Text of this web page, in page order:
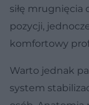
siłę mrugnięcia
pozycji,
komfortowy
Warto jednak
system